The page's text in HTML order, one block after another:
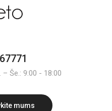
Še.: 9:00 - 18:00
mums